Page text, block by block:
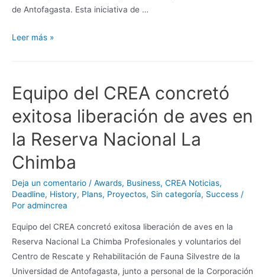
de Antofagasta. Esta iniciativa de …
Leer más »
Equipo del CREA concretó
exitosa liberación de aves en
la Reserva Nacional La
Chimba
Deja un comentario / Awards, Business, CREA Noticias,
Deadline, History, Plans, Proyectos, Sin categoría, Success /
Por admincrea
Equipo del CREA concretó exitosa liberación de aves en la
Reserva Nacional La Chimba Profesionales y voluntarios del
Centro de Rescate y Rehabilitación de Fauna Silvestre de la
Universidad de Antofagasta, junto a personal de la Corporación